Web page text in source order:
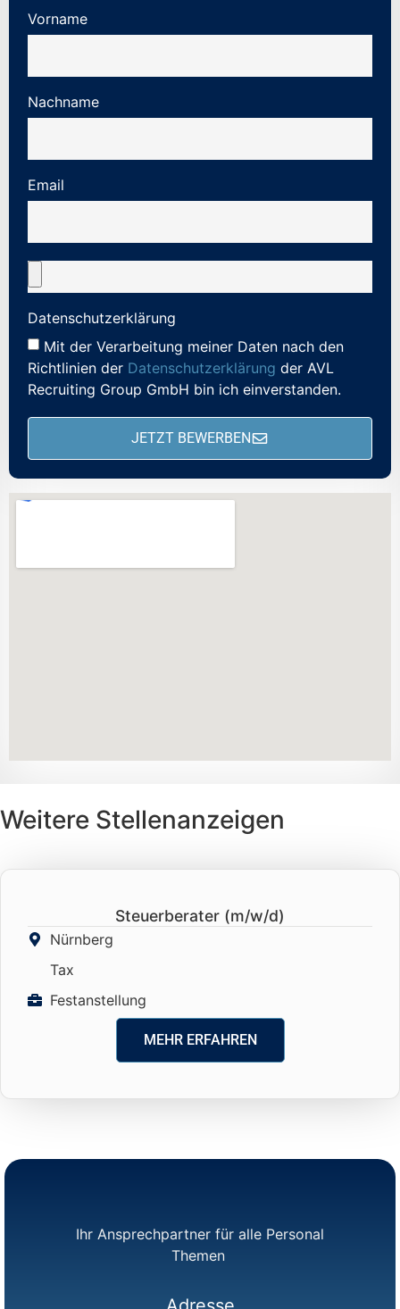
Vorname
Nachname
Email
Datenschutzerklärung
Mit der Verarbeitung meiner Daten nach den
Richtlinien der Datenschutzerklärung der AVL
Recruiting Group GmbH bin ich einverstanden.
JETZT BEWERBEN
Weitere Stellenanzeigen
Steuerberater (m/w/d)
Nürnberg
Tax
Festanstellung
MEHR ERFAHREN
Ihr Ansprechpartner für alle Personal
Themen